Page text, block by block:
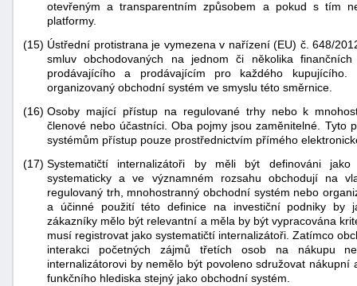
otevřeným a transparentním způsobem a pokud s tím
platformy.
(15) Ústřední protistrana je vymezena v nařízení (EU) č. 648/
smluv obchodovaných na jednom či několika
prodávajícího a prodávajícím pro každého
organizovaný obchodní systém ve smyslu této směrnice.
(16) Osoby mající přístup na regulované trhy nebo k
členové nebo účastníci. Oba pojmy jsou zaměnitelné. Tyto
systémům přístup pouze prostřednictvím přímého
(17) Systematičtí internalizátoři by měli být definováni
systematicky a ve významném rozsahu obchodují na
regulovaný trh, mnohostranný obchodní systém nebo
a účinné použití této definice na investiční podniky by
zákazníky mělo být relevantní a měla by být vypracována
musí registrovat jako systematičtí internalizátoři. Zatímco
interakci početných zájmů třetích osob na nákupu
internalizátorovi by nemělo být povoleno sdružovat
funkčního hlediska stejný jako obchodní systém.